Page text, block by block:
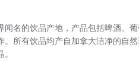
闻名的饮品产地，产品包括啤酒、
。所有饮品均产自加拿大洁净的自